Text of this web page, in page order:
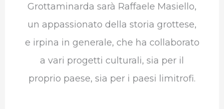
Grottaminarda sarà Raffaele Masiello,
un appassionato della storia grottese,
e irpina in generale, che ha collaborato
a vari progetti culturali, sia per il
proprio paese, sia per i paesi limitrofi.